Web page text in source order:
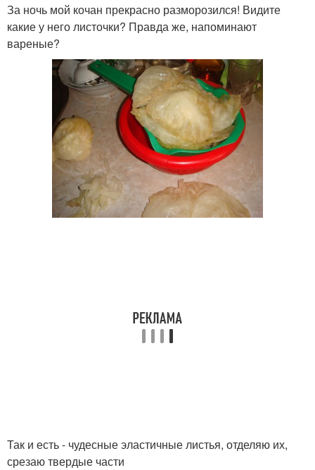
За ночь мой кочан прекрасно разморозился! Видите
какие у него листочки? Правда же, напоминают
вареные?
Так и есть - чудесные эластичные листья, отделяю их,
срезаю твердые части